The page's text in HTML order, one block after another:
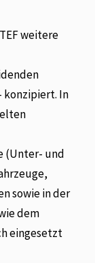
weitere
konzipiert. In
(Unter- und
sowie in der
dem
eingesetzt